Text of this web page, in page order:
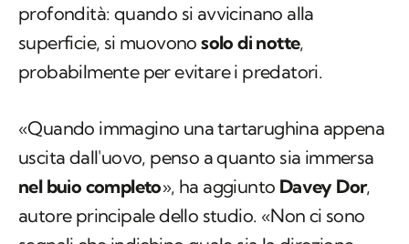
profondità: quando si avvicinano alla
superficie, si muovonosolo di notte,
probabilmente per evitare i predatori.
«Quando immagino una tartarughina appena
uscita dall'uovo, penso a quanto sia immersa
nel buio completo», ha aggiunto Davey Dor,
autore principale dello studio. «Non ci sono